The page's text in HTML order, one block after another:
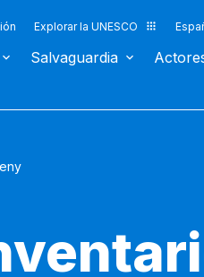
Explorar la UNESCO
Salvaguardia